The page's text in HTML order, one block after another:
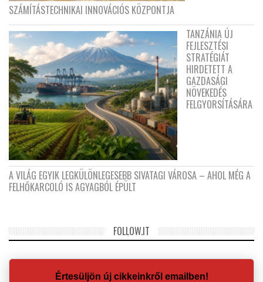
SZÁMÍTÁSTECHNIKAI INNOVÁCIÓS KÖZPONTJA
TANZÁNIA ÚJ
FEJLESZTÉSI
STRATÉGIÁT
HIRDETETT A
GAZDASÁGI
NÖVEKEDÉS
FELGYORSÍTÁSÁRA
A VILÁG EGYIK LEGKÜLÖNLEGESEBB SIVATAGI VÁROSA – AHOL MÉG A
FELHŐKARCOLÓ IS AGYAGBÓL ÉPÜLT
FOLLOW.IT
Értesüljön új cikkeinkről emailben!